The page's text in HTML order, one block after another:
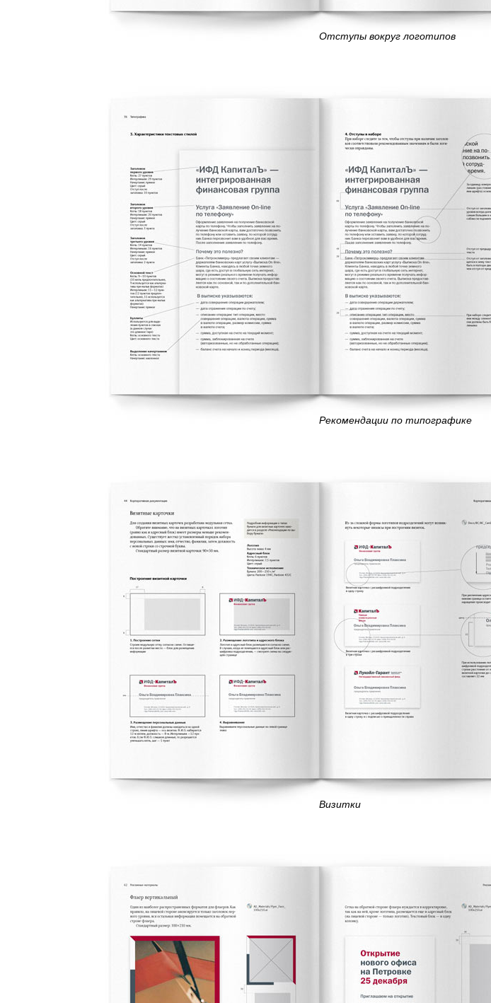
Отступы вокруг логотипов
Рекомендации по типографике
Визитки